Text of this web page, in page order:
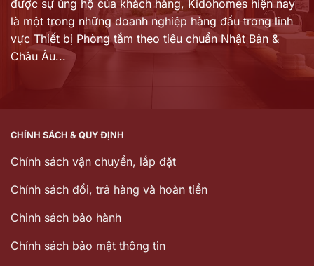
được sự ủng hộ của khách hàng, Kidohomes hiện nay
là một trong những doanh nghiệp hàng đầu trong lĩnh
vực Thiết bị Phòng tắm theo tiêu chuẩn Nhật Bản &
Châu Âu...
CHÍNH SÁCH & QUY ĐỊNH
Chính sách vận chuyển, lắp đặt
Chính sách đổi, trả hàng và hoàn tiền
Chinh sách bảo hành
Chính sách bảo mật thông tin